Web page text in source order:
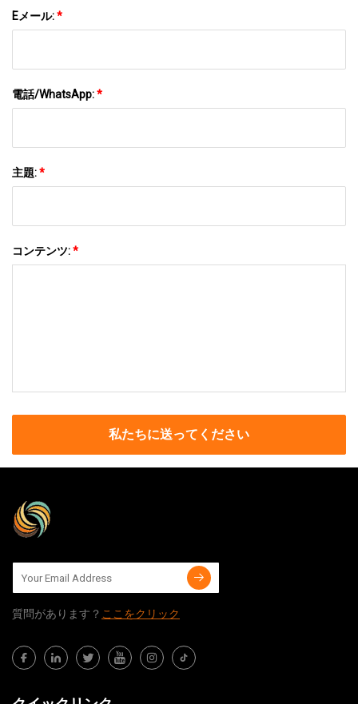
Eメール:*
電話/WhatsApp:*
主題:*
コンテンツ:*
私たちに送ってください
質問​​があります？ ここをクリック